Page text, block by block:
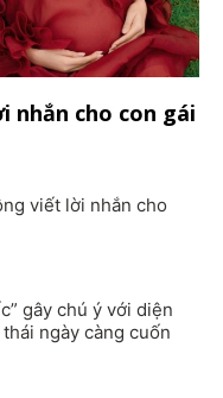
nhắn cho con gái
viết lời nhắn cho
gây chú ý với diện
ngày càng cuốn